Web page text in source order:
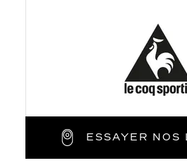
ESSAYER NOS